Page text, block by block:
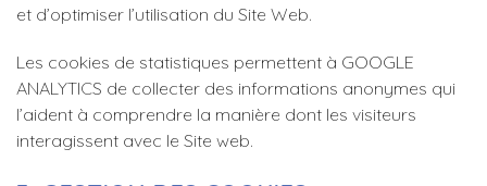
et d’optimiser l’utilisation du Site Web.
Les cookies de statistiques permettent à GOOGLE
ANALYTICS de collecter des informations anonymes qui
l’aident à comprendre la manière dont les visiteurs
interagissent avec le Site web.